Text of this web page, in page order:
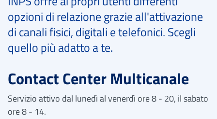
opzioni di relazione grazie all'attivazione
di canali fisici, digitali e telefonici. Scegli
quello più adatto a te.
Contact Center Multicanale
Servizio attivo dal lunedì al venerdì ore 8 - 20, il sabato
ore 8 - 14.